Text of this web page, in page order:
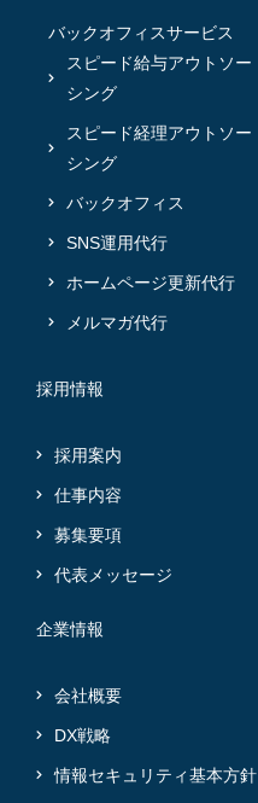
バックオフィスサービス
スピード給与アウトソー
シング
スピード経理アウトソー
シング
バックオフィス
SNS運用代行
ホームページ更新代行
メルマガ代行
採用情報
採用案内
仕事内容
募集要項
代表メッセージ
企業情報
会社概要
DX戦略
情報セキュリティ基本方針